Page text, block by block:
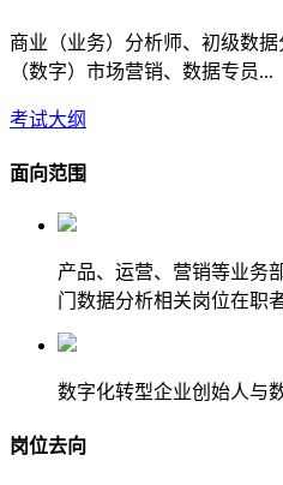
商业（业务）分析师、初级数据
（数字）市场营销、数据专员...
考试大纲
面向范围
产品、运营、营销等业务
门数据分析相关岗位在职
数字化转型企业创始人与
岗位去向